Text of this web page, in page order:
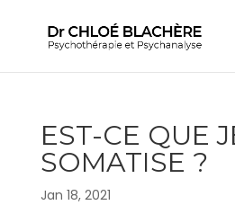
EST-CE QUE
SOMATISE ?
Jan 18, 2021